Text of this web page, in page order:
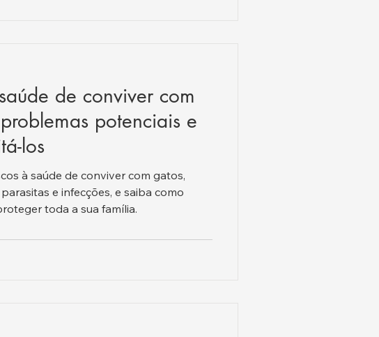
de conviver com
potenciais e
los
à saúde de conviver com gatos,
e infecções, e saiba como
toda a sua família.